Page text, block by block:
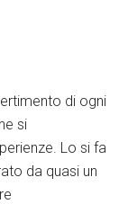
di ogni
si
Lo si fa
da quasi un